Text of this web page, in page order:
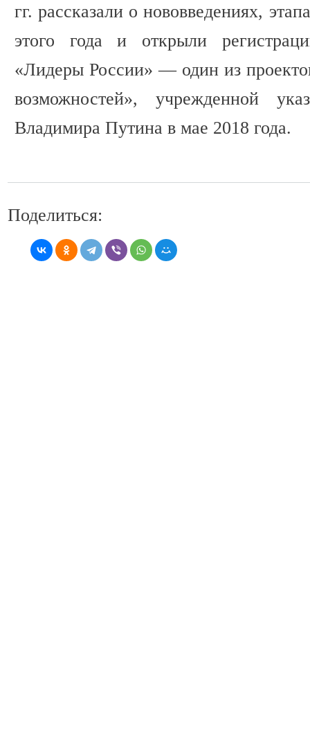
гг. рассказали о нововведениях,
этого года и открыли
«Лидеры России» — один из
возможностей», учрежденной
Владимира Путина в мае 2018 года.
Поделиться: